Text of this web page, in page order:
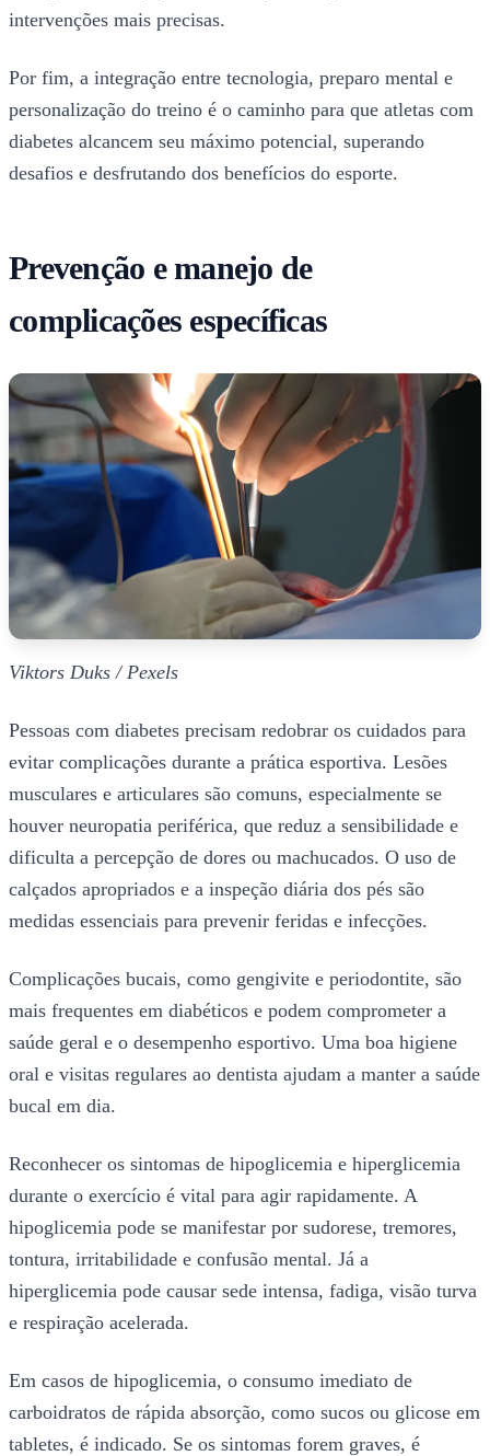
intervenções mais precisas.
Por fim, a integração entre tecnologia, preparo mental e
personalização do treino é o caminho para que atletas com
diabetes alcancem seu máximo potencial, superando
desafios e desfrutando dos benefícios do esporte.
Prevenção e manejo de
complicações específicas
Viktors Duks / Pexels
Pessoas com diabetes precisam redobrar os cuidados para
evitar complicações durante a prática esportiva. Lesões
musculares e articulares são comuns, especialmente se
houver neuropatia periférica, que reduz a sensibilidade e
dificulta a percepção de dores ou machucados. O uso de
calçados apropriados e a inspeção diária dos pés são
medidas essenciais para prevenir feridas e infecções.
Complicações bucais, como gengivite e periodontite, são
mais frequentes em diabéticos e podem comprometer a
saúde geral e o desempenho esportivo. Uma boa higiene
oral e visitas regulares ao dentista ajudam a manter a saúde
bucal em dia.
Reconhecer os sintomas de hipoglicemia e hiperglicemia
durante o exercício é vital para agir rapidamente. A
hipoglicemia pode se manifestar por sudorese, tremores,
tontura, irritabilidade e confusão mental. Já a
hiperglicemia pode causar sede intensa, fadiga, visão turva
e respiração acelerada.
Em casos de hipoglicemia, o consumo imediato de
carboidratos de rápida absorção, como sucos ou glicose em
tabletes, é indicado. Se os sintomas forem graves, é